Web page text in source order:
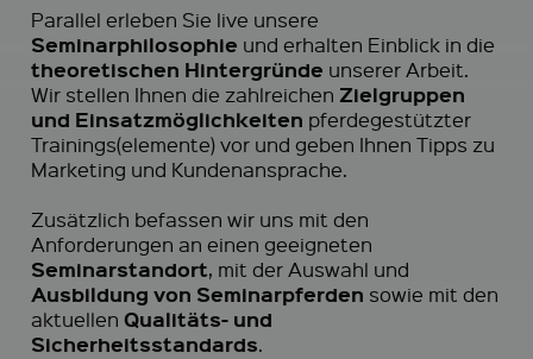
Parallel erleben Sie live unsere
Seminarphilosophie und erhalten Einblick in die
theoretischen Hintergründe unserer Arbeit.
Wir stellen Ihnen die zahlreichen Zielgruppen
und Einsatzmöglichkeiten pferdegestützter
Trainings(elemente) vor und geben Ihnen Tipps zu
Marketing und Kundenansprache.
Zusätzlich befassen wir uns mit den
Anforderungen an einen geeigneten
Seminarstandort, mit der Auswahl und
Ausbildung von Seminarpferden sowie mit den
aktuellen Qualitäts- und
Sicherheitsstandards.